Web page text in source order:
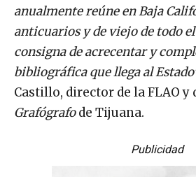
anualmente reúne en Baja
anticuarios y de viejo de todo
consigna de acrecentar y
bibliográfica que llega al
Castillo, director de la FLAO
Grafógrafode Tijuana.
Publicidad